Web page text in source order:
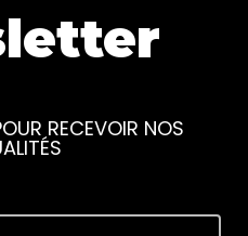
RECEVOIR NOS